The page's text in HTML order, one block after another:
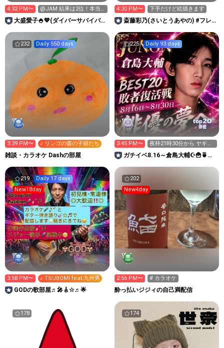
4:32 PM〜
@JAM 結果は2位！本当
にありがとう！
大盛愛子🍚💙(ダイバーサバイバ
4:30 PM〜 下手だけど絵描きます
斎藤彩乃(さいとうあやの) #フレ
232 Daily 550 days
3:39 PM〜 ♪ リンゴの森の子猫たち
雑談・カラオケ Dashの部屋
225 Daily 93 days
top20
俳優
3:45 PM〜
夜枠21時30分から ヤギど
ん作り
ガチイベ8.16～倉島大輔☪🍟🍵
219
Daily 17 days
New18day
3:58 PM〜 ♪ TSUBOMI feat.九州男
GODの歌部屋♬🎤🎸☆♬🌟
202
New4day
2:56 PM〜 # カラオケ
酔っ払いジジィの自己満配信
178 174